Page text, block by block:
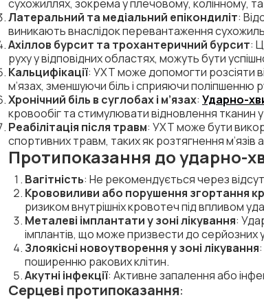
сухожиллях, зокрема у плечовому, колінному,
Латеральний та медіальний епікондиліт:
виникають внаслідок перевантаження
Ахіллов бурсит та трохантеричний бурсит:
руху у відповідних областях, можуть бути
Кальцифікації: УХТ може допомогти розсіяти
м’язах, зменшуючи біль і сприяючи поліпшенню
Хронічний біль в суглобах і м’язах: Ударно-
кровообіг та стимулювати відновлення тканин у
Реабілітація після травм: УХТ може бути
спортивних травм, таких як розтягнення м’язів
Протипоказання до ударно-
Вагітність: Не рекомендується через
Крововиливи або порушення згортання
ризиком внутрішніх кровотеч під впливом
Металеві імплантати у зоні лікування:
імплантів, що може призвести до серйозних
Злоякісні новоутворення у зоні лікування
поширенню ракових клітин.
Акутні інфекції: Активне запалення або
Серцеві протипоказання: